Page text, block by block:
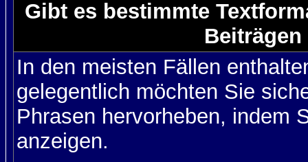
Gibt es bestimmte
In den meisten Fällen
gelegentlich möchten Sie
Phrasen hervorheben, indem
anzeigen.